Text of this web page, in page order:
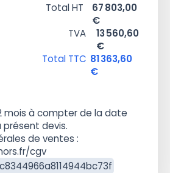
Total HT
67 803,00
€
TVA
13 560,60
€
Total TTC 81 363,60
€
mois à compter de la date
devis.
de ventes :
cgv